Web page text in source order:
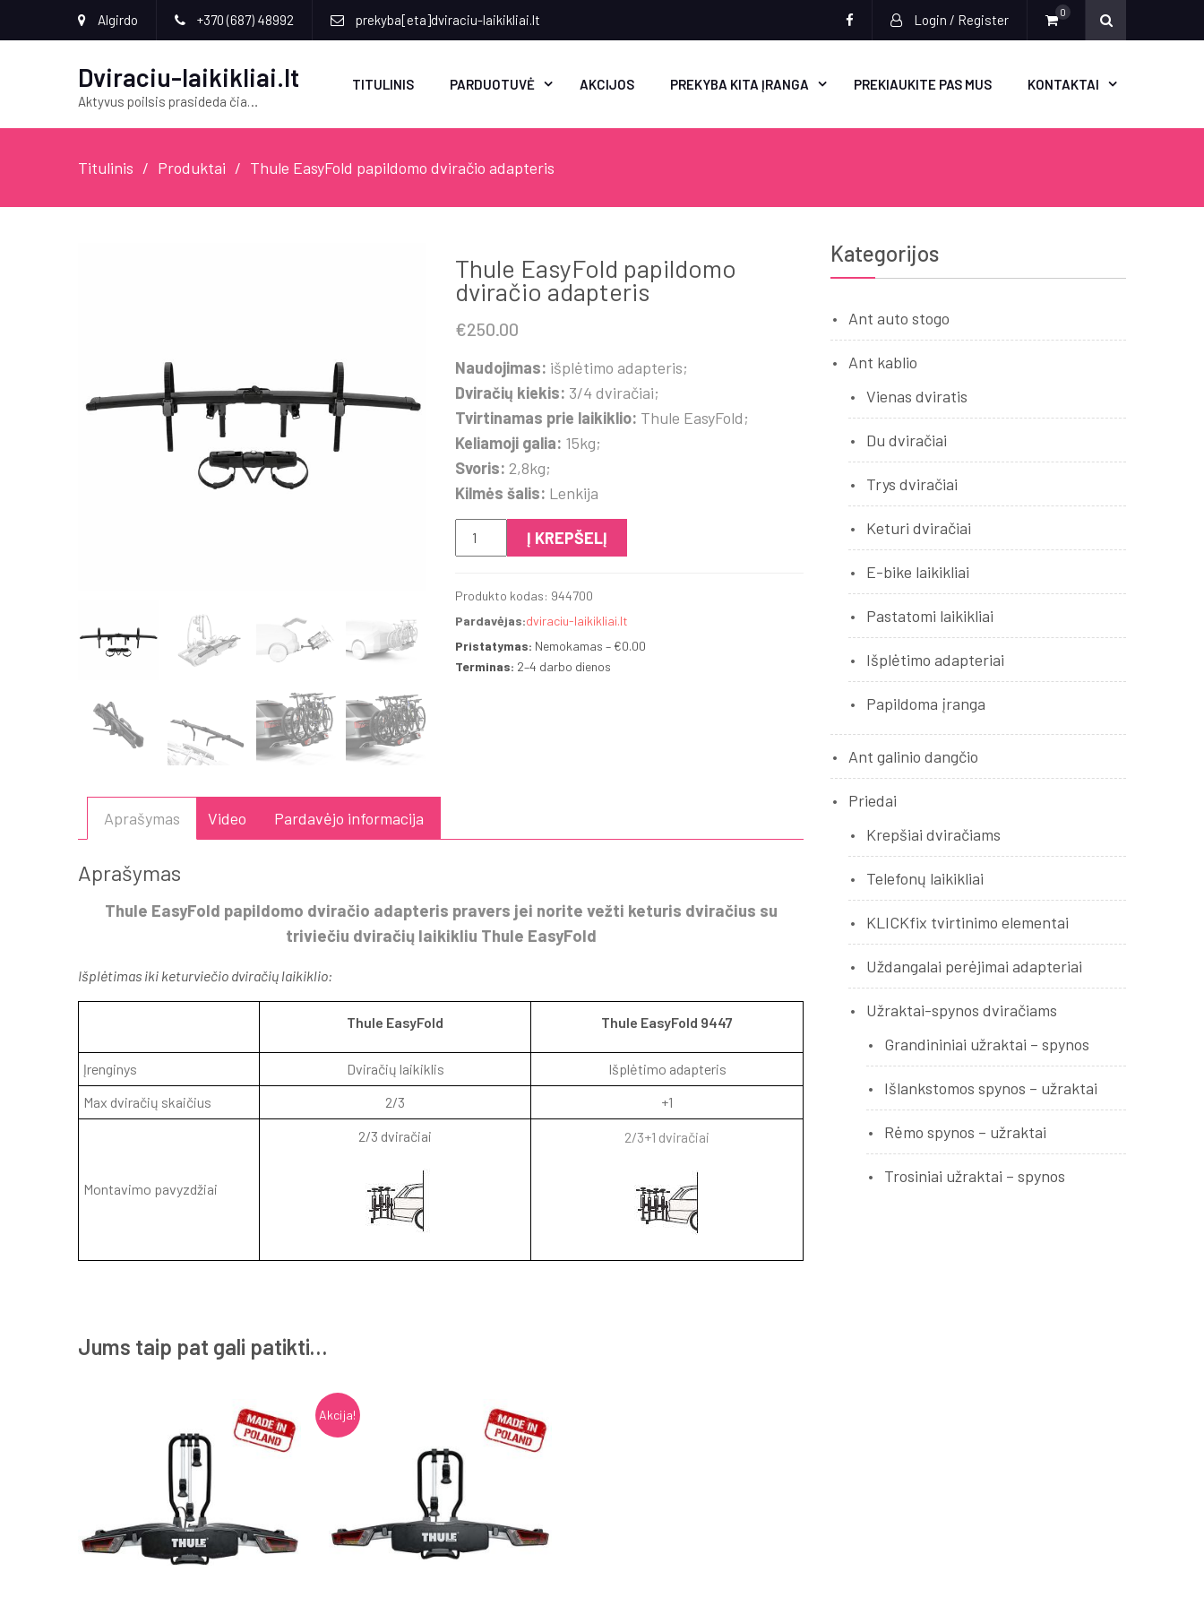
Algirdo +370 (687) 48992 prekyba[eta]dviraciu-laikikliai.lt Login / Register 0
Dviraciu-laikikliai.lt
Aktyvus poilsis prasideda čia…
TITULINIS PARDUOTUVĖ AKCIJOS PREKYBA KITA ĮRANGA PREKIAUKITE PAS MUS KONTAKTAI
Titulinis Produktai Thule EasyFold papildomo dviračio adapteris
Thule EasyFold papildomo
dviračio adapteris
€250.00
Naudojimas: išplėtimo adapteris;
Dviračių kiekis: 3/4 dviračiai;
Tvirtinamas prie laikiklio: Thule EasyFold;
Keliamoji galia: 15kg;
Svoris: 2,8kg;
Kilmės šalis: Lenkija
produkto
kiekis:
EasyFold
papildomo
dviračio
adapteris
Į KREPŠELĮ
Produkto kodas: 944700
Pardavėjas:dviraciu-laikikliai.lt
Pristatymas: Nemokamas – €0.00
Terminas: 2–4 darbo dienos
Aprašymas Video Pardavėjo informacija
Aprašymas
Thule EasyFold papildomo dviračio adapteris pravers jei norite vežti keturis dviračius su
triviečiu dviračių laikikliu Thule EasyFold
Išplėtimas iki keturviečio dviračių laikiklio:
Thule EasyFold Thule EasyFold 9447
Įrenginys Dviračių laikiklis
Išplėtimo adapteris
Max dviračių skaičius
2/3 +1
Montavimo pavyzdžiai
2/3 dviračiai 2/3+1 dviračiai
Jums taip pat gali patikti…
Akcija!
Kategorijos
Ant auto stogo
Ant kablio
Vienas dviratis
Du dviračiai
Trys dviračiai
Keturi dviračiai
E-bike laikikliai
Pastatomi laikikliai
Išplėtimo adapteriai
Papildoma įranga
Ant galinio dangčio
Priedai
Krepšiai dviračiams
Telefonų laikikliai
KLICKfix tvirtinimo elementai
Uždangalai perėjimai adapteriai
Užraktai-spynos dviračiams
Grandininiai užraktai – spynos
Išlankstomos spynos – užraktai
Rėmo spynos – užraktai
Trosiniai užraktai – spynos